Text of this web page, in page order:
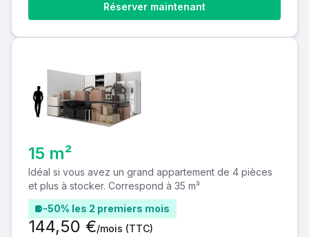
Réserver maintenant
15 m²
Idéal si vous avez un grand appartement de 4 pièces
et plus à stocker. Correspond à 35 m³
-50% les 2 premiers mois
144,50 €/mois (TTC)